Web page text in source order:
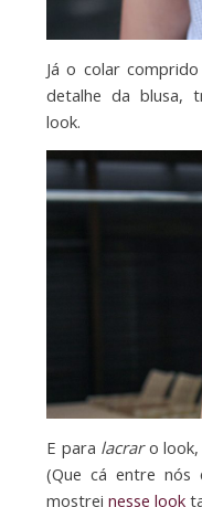
Já o colar
detalhe da blusa,
look.
E para lacraro look,
(Que cá entre nós
mostrei nesse look